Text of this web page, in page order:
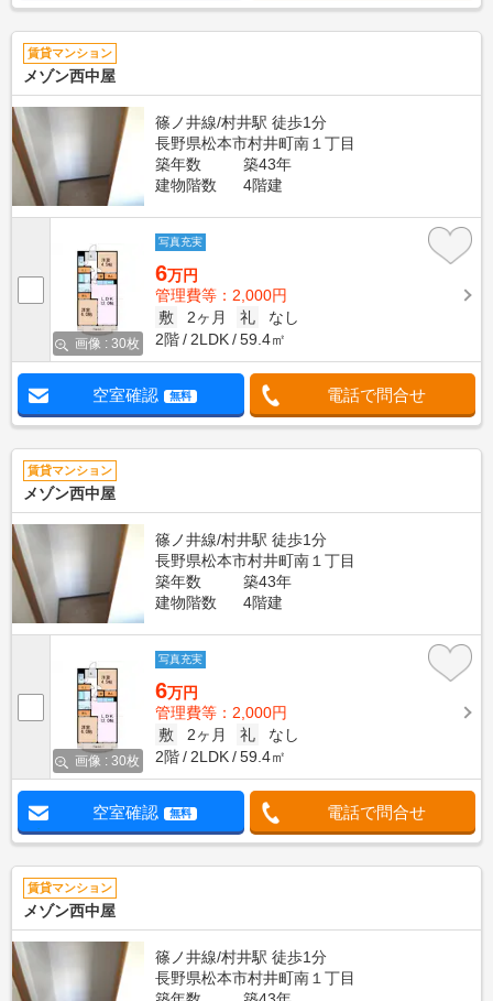
賃貸マンション
メゾン西中屋
篠ノ井線/村井駅 徒歩1分
長野県松本市村井町南１丁目
築年数
築43年
建物階数
4階建
画像 : 30枚
写真充実
6万円
管理費等：2,000円
敷
2ヶ月 礼
なし
2階
2LDK 59.4㎡
空室確認 無料 電話で問合せ
賃貸マンション
メゾン西中屋
篠ノ井線/村井駅 徒歩1分
長野県松本市村井町南１丁目
築年数
築43年
建物階数
4階建
画像 : 30枚
写真充実
6万円
管理費等：2,000円
敷
2ヶ月 礼
なし
2階
2LDK 59.4㎡
空室確認 無料 電話で問合せ
賃貸マンション
メゾン西中屋
篠ノ井線/村井駅 徒歩1分
長野県松本市村井町南１丁目